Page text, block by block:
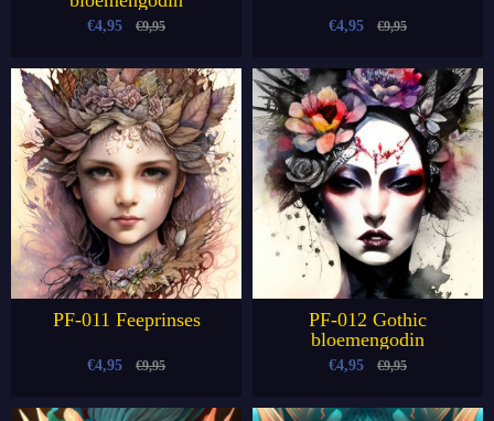
€4,95 €9,95 €4,95 €9,95
PF-011 Feeprinses
€4,95 €9,95
PF-012 Gothic
bloemengodin
€4,95 €9,95